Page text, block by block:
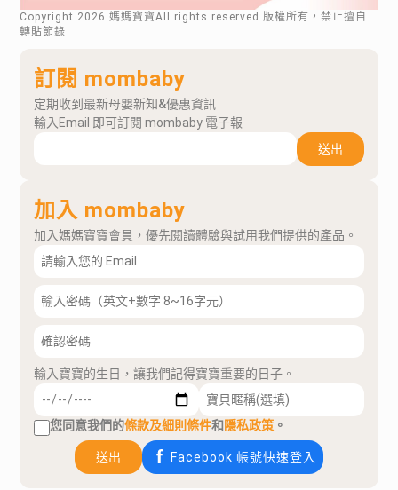
Copyright 2026 .媽媽寶寶All rights reserved.版權所有，禁止擅自
轉貼節錄
訂閱 mombaby
定期收到最新母嬰新知&優惠資訊
輸入Email 即可訂閱 mombaby 電子報
送出
加入 mombaby
加入媽媽寶寶會員，優先閱讀體驗與試用我們提供的產品。
輸入寶寶的生日，讓我們記得寶寶重要的日子。
您同意我們的條款及細則條件和隱私政策 。
送出 Facebook 帳號快速登入